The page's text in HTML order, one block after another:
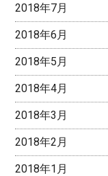
2018年7月
2018年6月
2018年5月
2018年4月
2018年3月
2018年2月
2018年1月